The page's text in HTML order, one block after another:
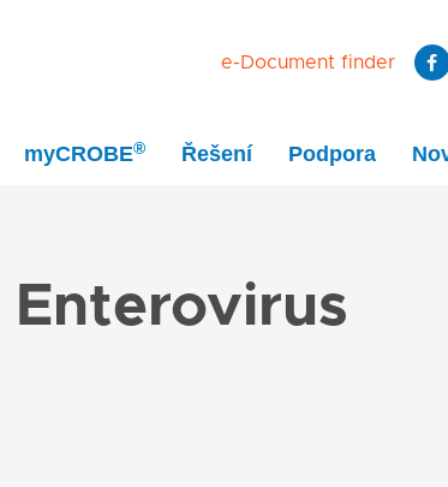
e-Document finder
myCROBE® Řešení Podpora
Enterovirus